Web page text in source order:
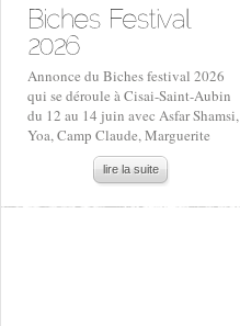
Annonce du Biches festival 2026
qui se déroule à Cisai-Saint-Aubin
du 12 au 14 juin avec Asfar Shamsi,
Yoa, Camp Claude, Marguerite
lire la suite